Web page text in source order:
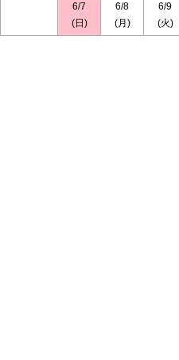
6/7
(日)
6/8
(月)
6/9
(火)